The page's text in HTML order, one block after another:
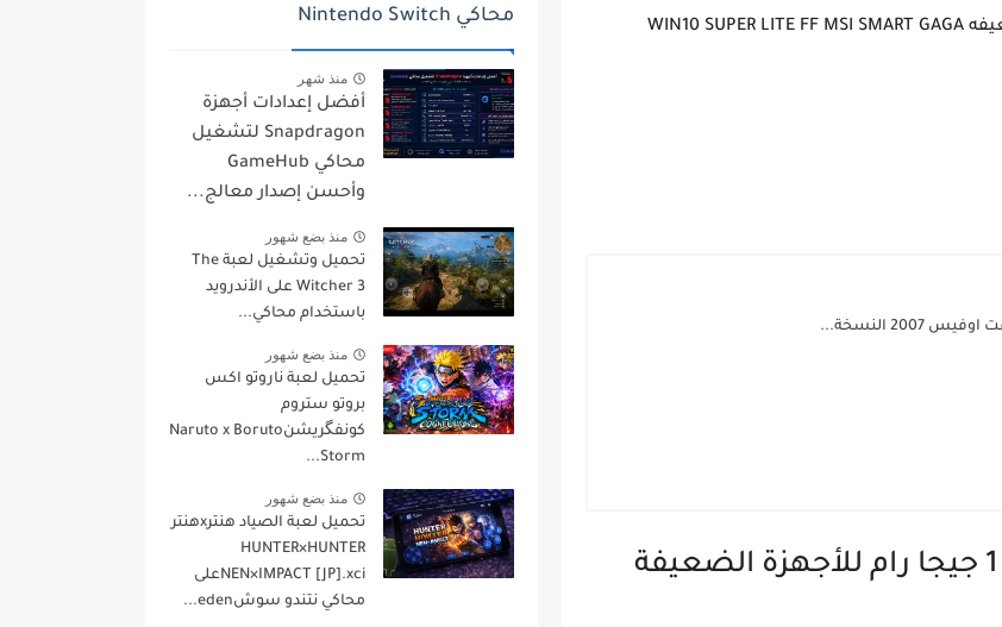
اقوي نسخه ويندوز 10 سوبر لايت 1G RAM للاجهزه الضعيفه WIN10 SUPER LITE FF MSI SMART GAGA
محاكي Nintendo Switch
منذ شهر
أفضل إعدادات أجهزة
Snapdragon لتشغيل
محاكي GameHub
وأحسن إصدار معالج...
منذ بضع شهور
تحميل وتشغيل لعبة The
Witcher 3 على الأندرويد
باستخدام محاكي...
منذ بضع شهور
تحميل لعبة ناروتو اكس
بروتو ستروم
كونفگريشنNaruto x Boruto
Storm...
منذ بضع شهور
تحميل لعبة الصياد هنترxهنتر
HUNTER×HUNTER
NEN×IMPACT [JP].xciعلى
محاكي نتندو سوشeden...